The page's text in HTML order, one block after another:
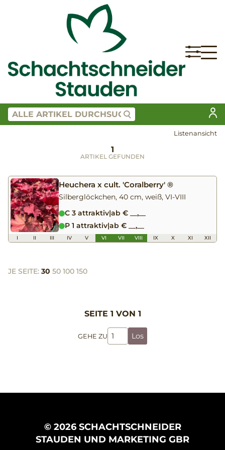
Listenansicht
1
ARTIKEL GEFUNDEN
Heuchera x cult. 'Coralberry' ®
Silberglöckchen, 40 cm, weiß, VI-VIII
C 3 attraktiv|ab € __,__
P 1 attraktiv|ab € __,__
I II III IV V VI VII VIII IX X XI XII
JE SEITE: 30 50 100 150
SEITE 1 VON 1
GEHE ZU Los
© 2026 SCHACHTSCHNEIDER
STAUDEN UND MARKETING GBR